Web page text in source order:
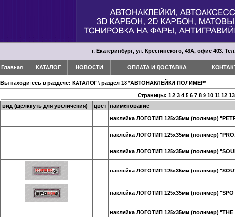
г. Екатеринбург, ул. Крестинского, 46А, офис 403.
Главная КАТАЛОГ НОВОСТИ ОПЛАТА И ДОСТАВКА
Вы находитесь в разделе: КАТАЛОГ \ раздел 18 *АВТОНАКЛЕЙКИ ПОЛИМЕР*
Страницы: 1 2 3 4 5 6 7 8 9 10 11 12 13
вид (щелкнуть для увеличения)
цвет наименование
наклейка ЛОГОТИП 125х35мм (полимер)
наклейка ЛОГОТИП 125х35мм (полимер)
наклейка ЛОГОТИП 125х35мм (полимер)
наклейка ЛОГОТИП 125х35мм (полимер)
наклейка ЛОГОТИП 125х35мм (полимер) "SPO
наклейка ЛОГОТИП 125х35мм (полимер) "THE